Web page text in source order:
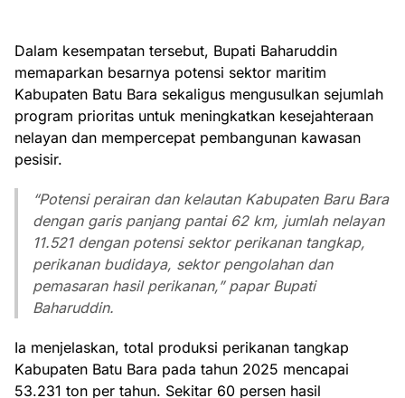
Dalam kesempatan tersebut, Bupati Baharuddin
memaparkan besarnya potensi sektor maritim
Kabupaten Batu Bara sekaligus mengusulkan sejumlah
program prioritas untuk meningkatkan kesejahteraan
nelayan dan mempercepat pembangunan kawasan
pesisir.
“Potensi perairan dan kelautan Kabupaten Baru Bara
dengan garis panjang pantai 62 km, jumlah nelayan
11.521 dengan potensi sektor perikanan tangkap,
perikanan budidaya, sektor pengolahan dan
pemasaran hasil perikanan,” papar Bupati
Baharuddin.
Ia menjelaskan, total produksi perikanan tangkap
Kabupaten Batu Bara pada tahun 2025 mencapai
53.231 ton per tahun. Sekitar 60 persen hasil